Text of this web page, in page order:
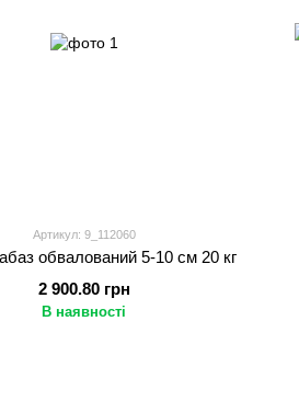
Артикул: 9_112060
обвалований 5-10 см 20 кг
2 900.80 грн
В наявності